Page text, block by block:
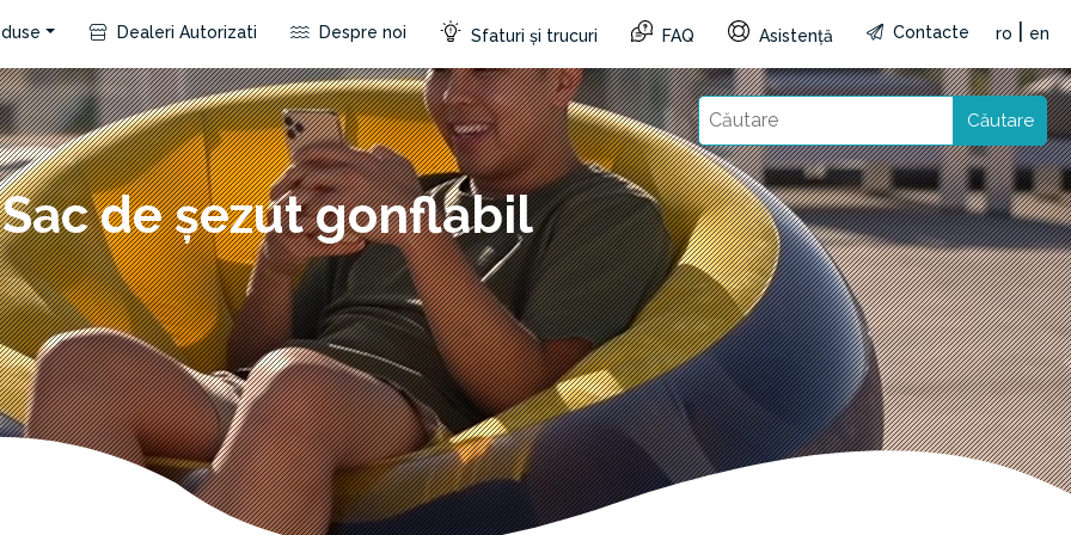
Dealeri Autorizati Despre noi Sfaturi și trucuri FAQ Asistență Contacte ro en
Căutare
Sac de șezut gonflabil